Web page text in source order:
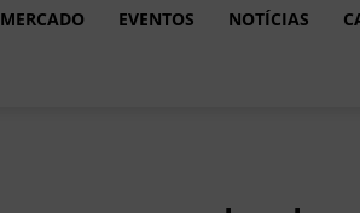
MERCADO EVENTOS NOTÍCIAS